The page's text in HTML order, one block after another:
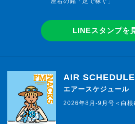
LINEスタンプを
AIR SCHEDULE
エアースケジュール
2026年8月-9月号＜白根